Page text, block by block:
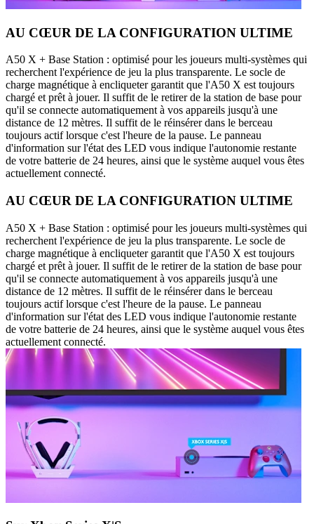
AU CŒUR DE LA CONFIGURATION ULTIME
A50 X + Base Station : optimisé pour les joueurs multi-systèmes qui
recherchent l'expérience de jeu la plus transparente. Le socle de
charge magnétique à encliqueter garantit que l'A50 X est toujours
chargé et prêt à jouer. Il suffit de le retirer de la station de base pour
qu'il se connecte automatiquement à vos appareils jusqu'à une
distance de 12 mètres. Il suffit de le réinsérer dans le berceau
toujours actif lorsque c'est l'heure de la pause. Le panneau
d'information sur l'état des LED vous indique l'autonomie restante
de votre batterie de 24 heures, ainsi que le système auquel vous êtes
actuellement connecté.
AU CŒUR DE LA CONFIGURATION ULTIME
A50 X + Base Station : optimisé pour les joueurs multi-systèmes qui
recherchent l'expérience de jeu la plus transparente. Le socle de
charge magnétique à encliqueter garantit que l'A50 X est toujours
chargé et prêt à jouer. Il suffit de le retirer de la station de base pour
qu'il se connecte automatiquement à vos appareils jusqu'à une
distance de 12 mètres. Il suffit de le réinsérer dans le berceau
toujours actif lorsque c'est l'heure de la pause. Le panneau
d'information sur l'état des LED vous indique l'autonomie restante
de votre batterie de 24 heures, ainsi que le système auquel vous êtes
actuellement connecté.